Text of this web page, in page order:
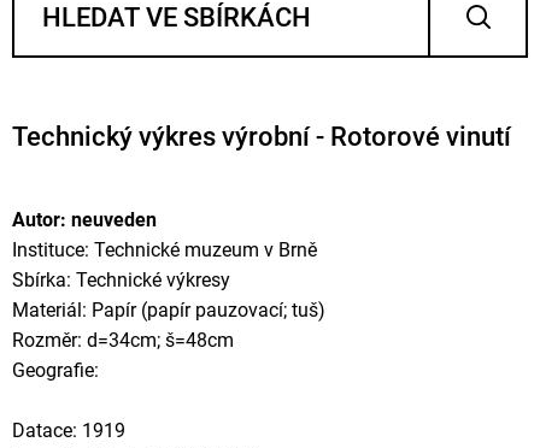
Technický výkres výrobní - Rotorové vinutí
Autor: neuveden
Instituce: Technické muzeum v Brně
Sbírka: Technické výkresy
Materiál: Papír (papír pauzovací; tuš)
Rozměr: d=34cm; š=48cm
Geografie:
Datace: 1919